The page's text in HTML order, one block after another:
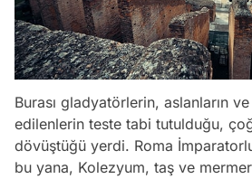
Burası gladyatörlerin, aslanların
edilenlerin teste tabi tutulduğu,
dövüştüğü yerdi. Roma
bu yana, Kolezyum, taş ve